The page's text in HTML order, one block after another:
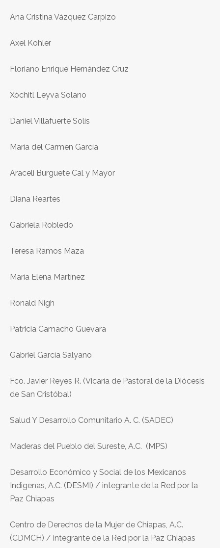
Ana Cristina Vázquez Carpizo
Axel Köhler
Floriano Enrique Hernández Cruz
Xóchitl Leyva Solano
Daniel Villafuerte Solís
María del Carmen García
Araceli Burguete Cal y Mayor
Diana Reartes
Gabriela Robledo
Teresa Ramos Maza
María Elena Martínez
Ronald Nigh
Patricia Camacho Guevara
Gabriel García Salyano
Fco. Javier Reyes R. (Vicaría de Pastoral de la Diócesis
de San Cristóbal)
Salud Y Desarrollo Comunitario A. C. (SADEC)
Maderas del Pueblo del Sureste, A.C. (MPS)
Desarrollo Económico y Social de los Mexicanos
Indigenas, A.C. (DESMI) / integrante de la Red por la
Paz Chiapas
Centro de Derechos de la Mujer de Chiapas, A.C.
(CDMCH) / integrante de la Red por la Paz Chiapas